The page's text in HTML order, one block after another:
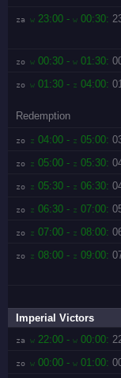
za w 23:00 -w 00:30:
zo w 00:30 -w 01:30:
zo w 01:30 - z 04:00:
Redemption
zo z 04:00 - z 05:00:
zo z 05:00 - z 05:30:
zo z 05:30 - z 06:30:
zo z 06:30 - z 07:00:
zo z 07:00 - z 08:00:
zo z 08:00 - z 09:00:
Imperial Victors
za w 22:00 -w 00:00:
zo w 00:00 -w 01:00: